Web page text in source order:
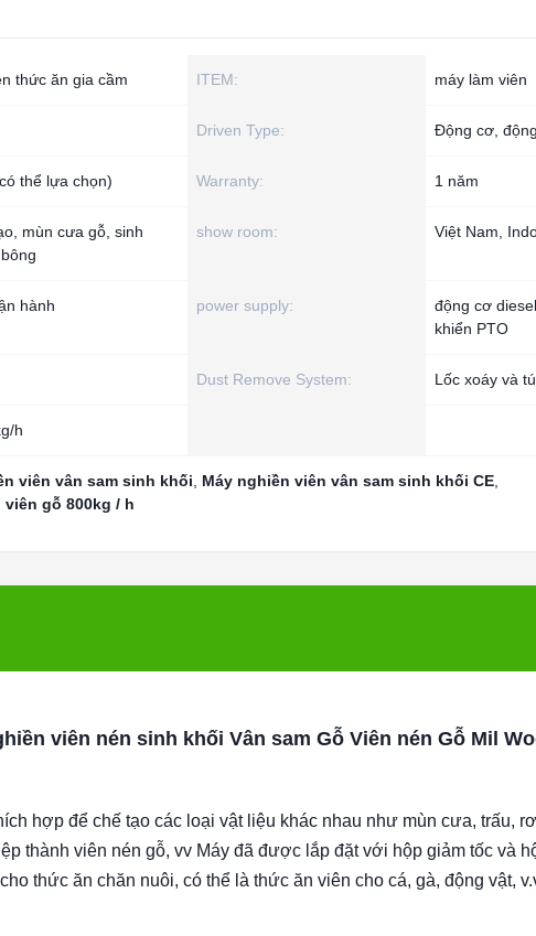
thức ăn gia cầm ITEM: máy làm viên
Driven Type: Động cơ,
thể lựa chọn) Warranty: 1 năm
mùn cưa gỗ, sinh
show room: Việt Nam,
hành power supply:
động cơ
khiển PTO
Dust Remove System: Lốc xoáy và
h
viên vân sam sinh khối Máy nghiền viên vân sam sinh khối CE
viên gỗ 800kg / h
viên nén sinh khối Vân sam Gỗ Viên nén Gỗ Mil
hợp để chế tạo các loại vật liệu khác nhau như mùn cưa, trấu,
thành viên nén gỗ, vv Máy đã được lắp đặt với hộp giảm tốc và
thức ăn chăn nuôi, có thể là thức ăn viên cho cá, gà, động vật,